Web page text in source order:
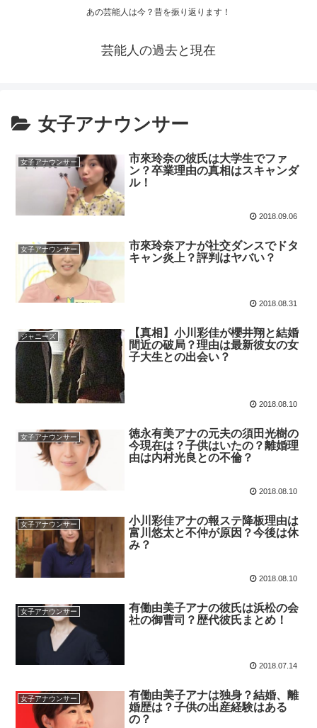
あの芸能人は今？昔を振り返ります！
芸能人の過去と現在
女子アナウンサー
女子アナウンサー
市來玲奈の彼氏は大学生でファ
ン？卒業理由の真相はスキャンダ
ル！
2018.09.06
女子アナウンサー
市來玲奈アナが社交ダンスでドタ
キャン炎上？評判はヤバい？
2018.08.31
ジャニーズ
【真相】小川彩佳が櫻井翔と結婚
間近の破局？理由は最新彼女の女
子大生との出会い？
2018.08.10
女子アナウンサー
徳永有美アナの元夫の須田光樹の
今現在は？子供はいたの？離婚理
由は内村光良との不倫？
2018.08.10
女子アナウンサー
小川彩佳アナの報ステ降板理由は
富川悠太と不仲が原因？今後は休
み？
2018.08.10
女子アナウンサー
有働由美子アナの彼氏は浜松の会
社の御曹司？歴代彼氏まとめ！
2018.07.14
女子アナウンサー
有働由美子アナは独身？結婚、離
婚歴は？子供の出産経験はある
の？